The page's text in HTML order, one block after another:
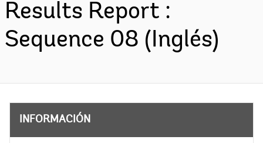
Results Report :
Sequence 08 (Inglés)
INFORMACIÓN